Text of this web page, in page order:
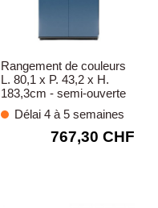
Rangement de couleurs
L. 80,1 x P. 43,2 x H.
183,3cm - semi-ouverte
Délai 4 à 5 semaines
767,30 CHF